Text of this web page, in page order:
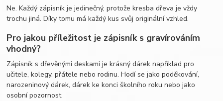
Ne. Každý zápisník je jedinečný, protože kresba dřeva je vždy
trochu jiná. Díky tomu má každý kus svůj originální vzhled.
Pro jakou příležitost je zápisník s gravírováním
vhodný?
Zápisník s dřevěnými deskami je krásný dárek například pro
učitele, kolegy, přátele nebo rodinu. Hodí se jako poděkování,
narozeninový dárek, dárek ke konci školního roku nebo jako
osobní pozornost.